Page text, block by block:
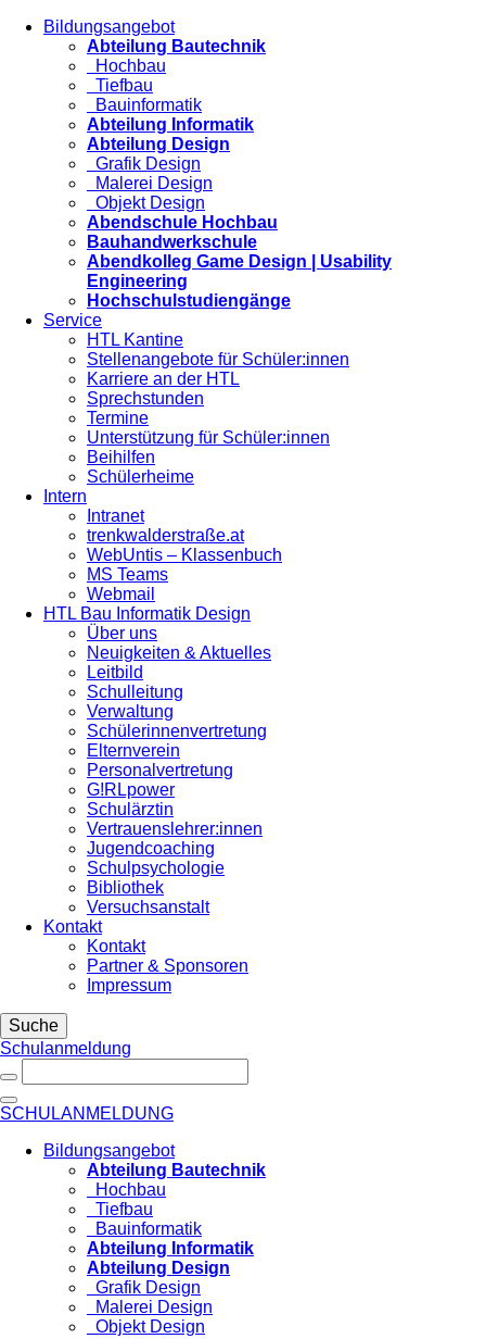
Bildungsangebot
Abteilung Bautechnik
Hochbau
Tiefbau
Bauinformatik
Abteilung Informatik
Abteilung Design
Grafik Design
Malerei Design
Objekt Design
Abendschule Hochbau
Bauhandwerkschule
Abendkolleg Game Design | Usability
Engineering
Hochschulstudiengänge
Service
HTL Kantine
Stellenangebote für Schüler:innen
Karriere an der HTL
Sprechstunden
Termine
Unterstützung für Schüler:innen
Beihilfen
Schülerheime
Intern
Intranet
trenkwalderstraße.at
WebUntis – Klassenbuch
MS Teams
Webmail
HTL Bau Informatik Design
Über uns
Neuigkeiten & Aktuelles
Leitbild
Schulleitung
Verwaltung
Schülerinnenvertretung
Elternverein
Personalvertretung
G!RLpower
Schulärztin
Vertrauenslehrer:innen
Jugendcoaching
Schulpsychologie
Bibliothek
Versuchsanstalt
Kontakt
Kontakt
Partner & Sponsoren
Impressum
Suche
Schulanmeldung
SCHULANMELDUNG
Bildungsangebot
Abteilung Bautechnik
Hochbau
Tiefbau
Bauinformatik
Abteilung Informatik
Abteilung Design
Grafik Design
Malerei Design
Objekt Design